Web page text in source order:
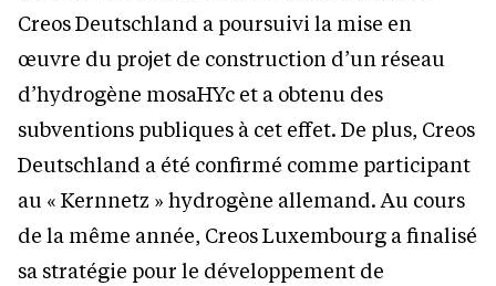
Creos Deutschland a poursuivi la mise en
œuvre du projet de construction d’un réseau
d’hydrogène mosaHYc et a obtenu des
subventions publiques à cet effet. De plus, Creos
Deutschland a été confirmé comme participant
au « Kernnetz » hydrogène allemand. Au cours
de la même année, Creos Luxembourg a finalisé
sa stratégie pour le développement de